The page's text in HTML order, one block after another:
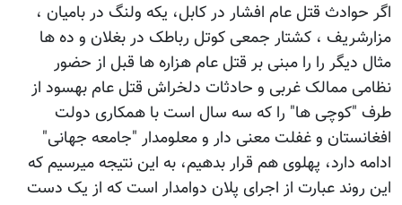
اگر حوادث قتل عام افشار در کابل، یکه ولنگ در بامیان ،
مزارشریف ، کشتار جمعی کوتل رباطک در بغلان و ده ها
مثال دیگر را را مبنی بر قتل عام هزاره ها قبل از حضور
نظامی ممالک غربی و حادثات دلخراش قتل عام بهسود از
طرف "کوچی ها" را که سه سال است با همکاری دولت
افغانستان و غفلت معنی دار و معلومدار "جامعه جهانی"
ادامه دارد، پهلوی هم قرار بدهیم، به این نتیجه میرسیم که
این روند عبارت از اجرای پلان دوامدار است که از یک دست